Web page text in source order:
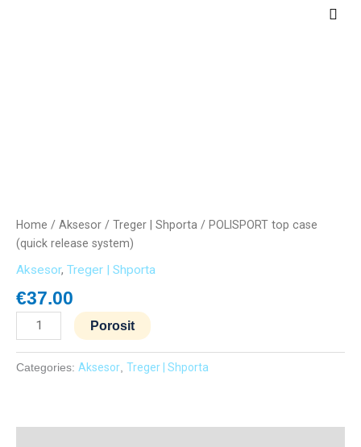
Main
Home / Aksesor / Treger | Shporta / POLISPORT top case
(quick release system)
Aksesor, Treger | Shporta
€37.00
Porosit
Categories: Aksesor Treger | Shporta